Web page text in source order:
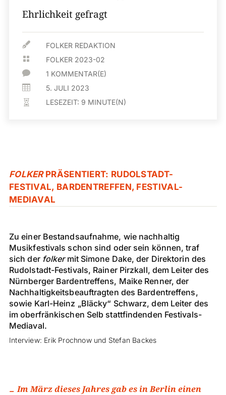
Ehrlichkeit gefragt
 FOLKER REDAKTION
 FOLKER 2023-02
 1 KOMMENTAR(E)
 5. JULI 2023
 LESEZEIT: 9 MINUTE(N)
FOLKERPRÄSENTIERT: RUDOLSTADT-
FESTIVAL, BARDENTREFFEN, FESTIVAL-
MEDIAVAL
Zu einer Bestandsaufnahme, wie nachhaltig
Musikfestivals schon sind oder sein können, traf
sich der folkermit Simone Dake, der Direktorin des
Rudolstadt-Festivals, Rainer Pirzkall, dem Leiter des
Nürnberger Bardentreffens, Maike Renner, der
Nachhaltigkeitsbeauftragten des Bardentreffens,
sowie Karl-Heinz „Bläcky“ Schwarz, dem Leiter des
im oberfränkischen Selb stattfindenden Festivals-
Mediaval.
Interview: Erik Prochnow und Stefan Backes
Im März dieses Jahres gab es in Berlin einen